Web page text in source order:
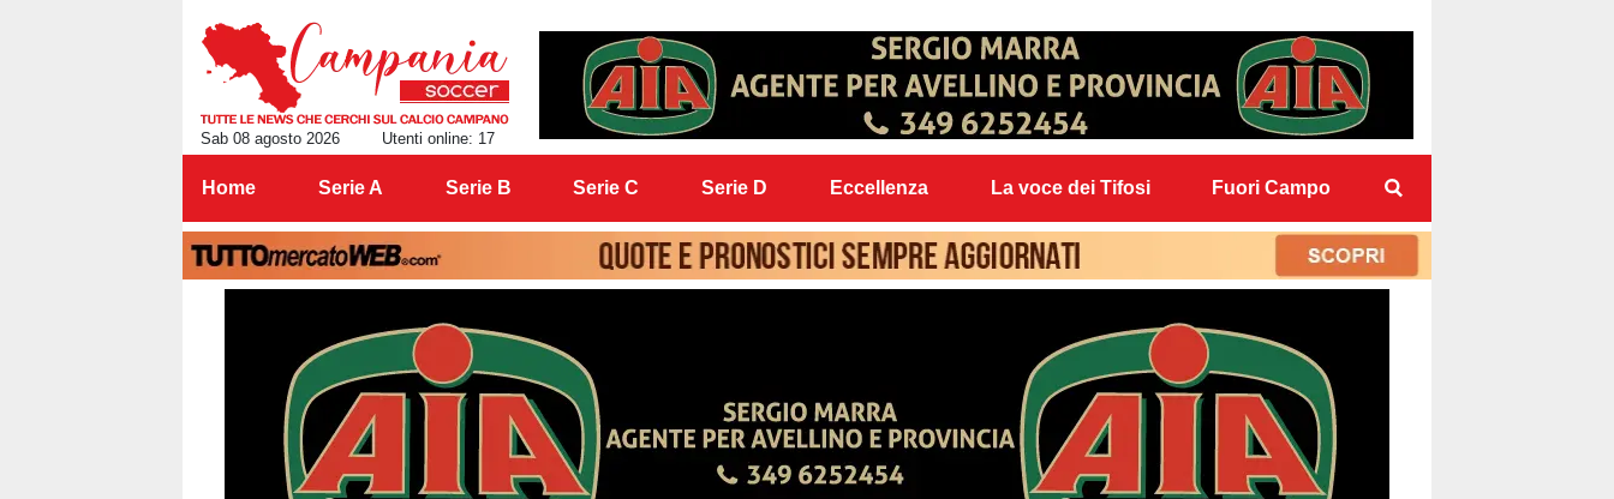
Sab 08 agosto 2026 Utenti online: 17
Home Serie A Serie B Serie C Serie D Eccellenza La voce dei Tifosi Fuori Campo